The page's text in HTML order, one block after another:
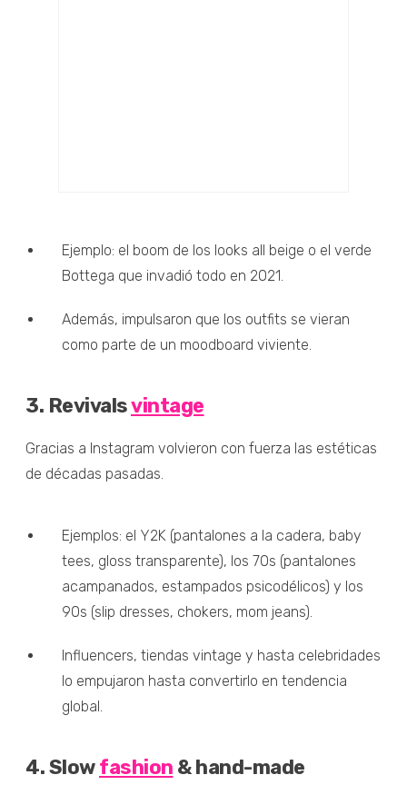
Ejemplo: el boom de los looks all beige o el verde
Bottega que invadió todo en 2021.
Además, impulsaron que los outfits se vieran
como parte de un moodboard viviente.
3. Revivalsvintage
Gracias a Instagram volvieron con fuerza las estéticas
de décadas pasadas.
Ejemplos: el Y2K (pantalones a la cadera, baby
tees, gloss transparente), los 70s (pantalones
acampanados, estampados psicodélicos) y los
90s (slip dresses, chokers, mom jeans).
Influencers, tiendas vintage y hasta celebridades
lo empujaron hasta convertirlo en tendencia
global.
4. Slowfashion & hand-made